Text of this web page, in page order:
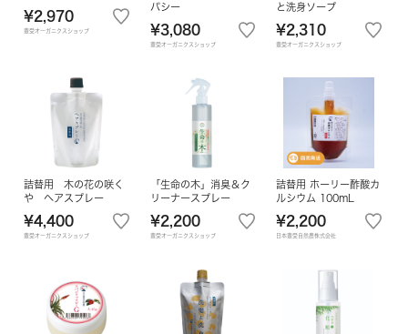
¥2,970
豊受オーガニクスショップ
パシー
¥3,080
豊受オーガニクスショップ
と洗身ソープ
¥2,310
豊受オーガニクスショップ
詰替用 木の花の咲く
や ヘアスプレー
¥4,400
豊受オーガニクスショップ
「生命の木」消臭＆ク
リーナースプレー
¥2,200
豊受オーガニクスショップ
詰替用 ホーリー酢酸カ
ルシウム 100mL
¥2,200
日本豊受自然農株式会社